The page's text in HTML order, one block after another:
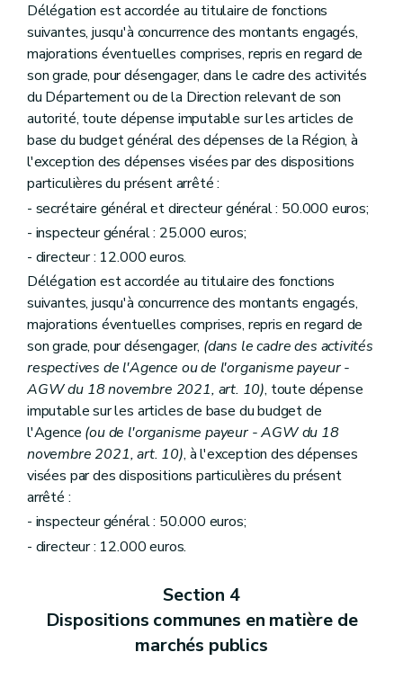
Délégation est accordée au titulaire de fonctions
suivantes, jusqu'à concurrence des montants engagés,
majorations éventuelles comprises, repris en regard de
son grade, pour désengager, dans le cadre des activités
du Département ou de la Direction relevant de son
autorité, toute dépense imputable sur les articles de
base du budget général des dépenses de la Région, à
l'exception des dépenses visées par des dispositions
particulières du présent arrêté :
- secrétaire général et directeur général : 50.000 euros;
- inspecteur général : 25.000 euros;
- directeur : 12.000 euros.
Délégation est accordée au titulaire des fonctions
suivantes, jusqu'à concurrence des montants engagés,
majorations éventuelles comprises, repris en regard de
son grade, pour désengager, (dans le cadre des activités
respectives de l'Agence ou de l'organisme payeur -
AGW du 18 novembre 2021, art. 10), toute dépense
imputable sur les articles de base du budget de
l'Agence (ou de l'organisme payeur - AGW du 18
novembre 2021, art. 10), à l'exception des dépenses
visées par des dispositions particulières du présent
arrêté :
- inspecteur général : 50.000 euros;
- directeur : 12.000 euros.
Section 4
Dispositions communes en matière de
marchés publics